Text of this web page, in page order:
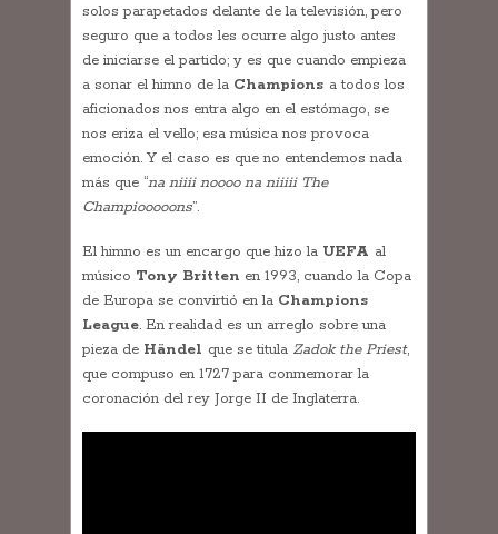
solos parapetados delante de la televisión, pero
seguro que a todos les ocurre algo justo antes
de iniciarse el partido; y es que cuando empieza
a sonar el himno de la Champions a todos los
aficionados nos entra algo en el estómago, se
nos eriza el vello; esa música nos provoca
emoción. Y el caso es que no entendemos nada
más que “na niiii noooo na niiiii The
Champiooooons”.
El himno es un encargo que hizo la UEFA al
músico Tony Britten en 1993, cuando la Copa
de Europa se convirtió en la Champions
League. En realidad es un arreglo sobre una
pieza de Händel que se titula Zadok the Priest,
que compuso en 1727 para conmemorar la
coronación del rey Jorge II de Inglaterra.